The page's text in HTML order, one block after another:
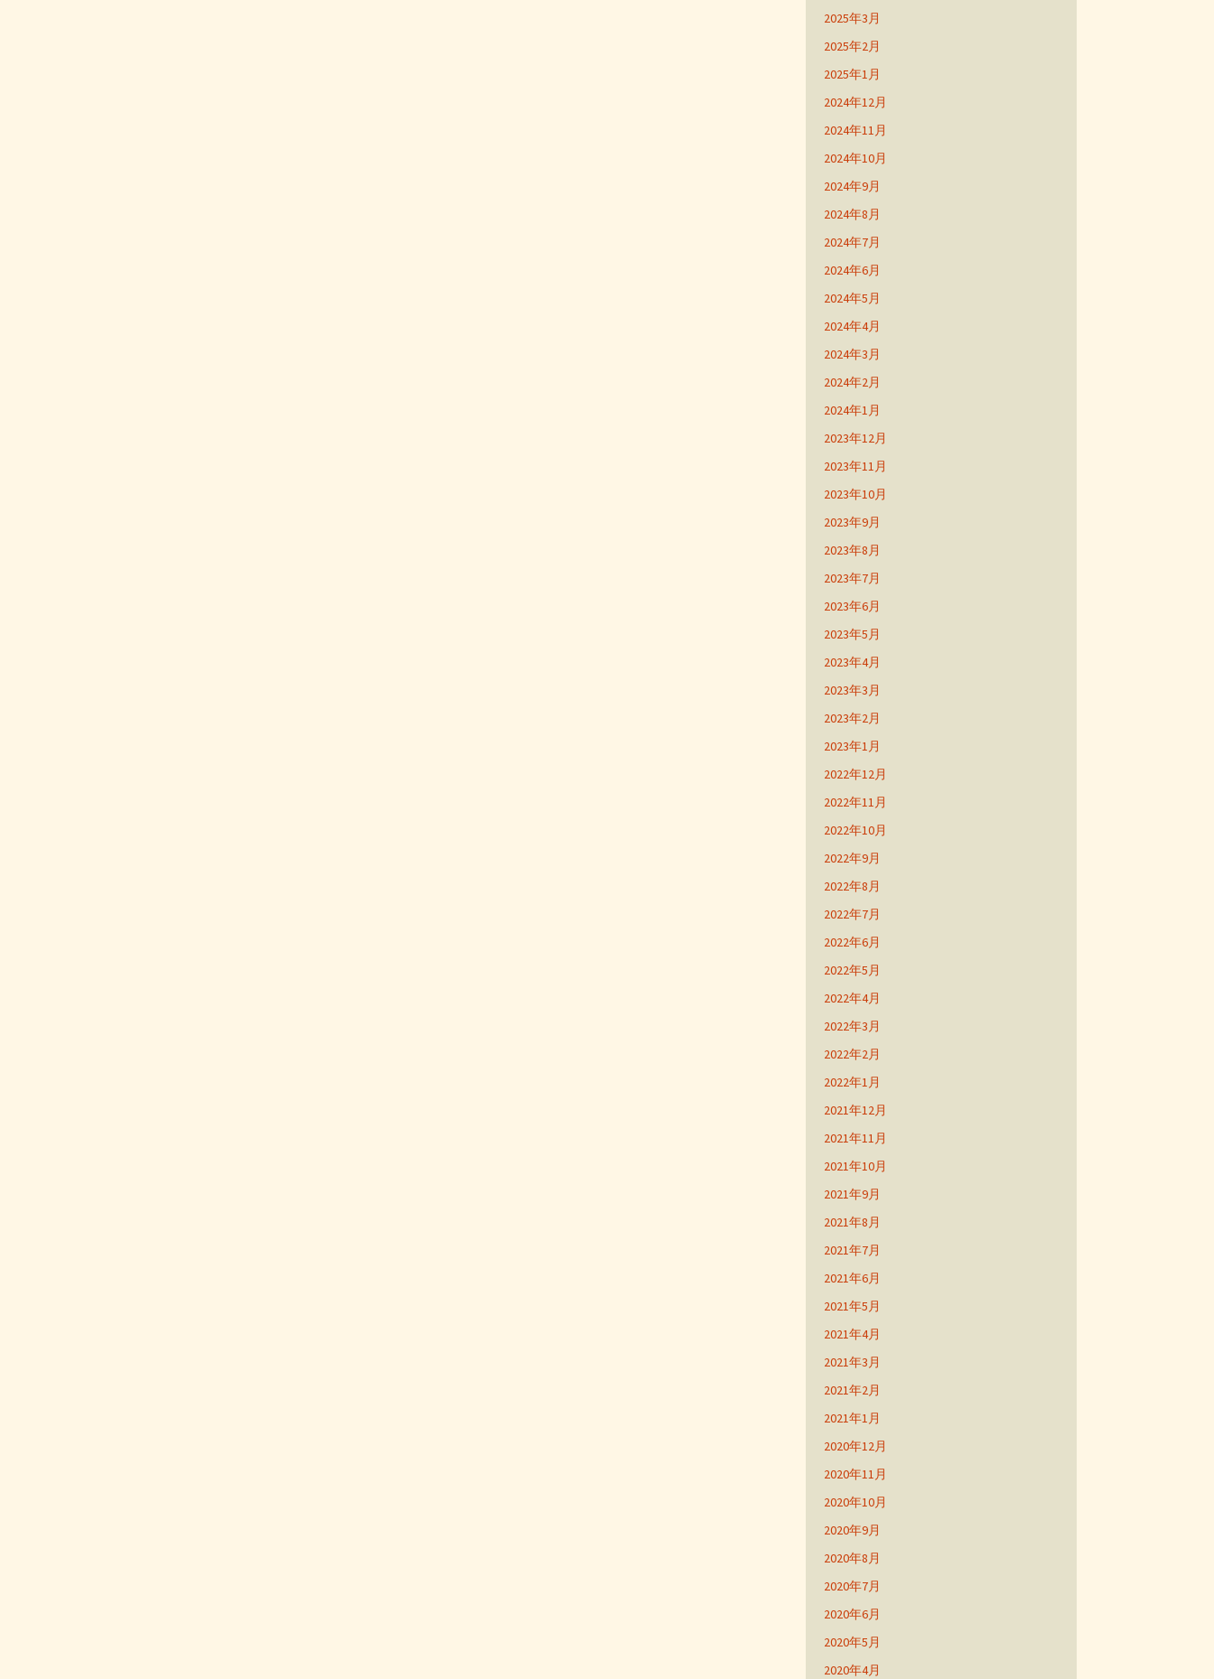
2025年3月
2025年2月
2025年1月
2024年12月
2024年11月
2024年10月
2024年9月
2024年8月
2024年7月
2024年6月
2024年5月
2024年4月
2024年3月
2024年2月
2024年1月
2023年12月
2023年11月
2023年10月
2023年9月
2023年8月
2023年7月
2023年6月
2023年5月
2023年4月
2023年3月
2023年2月
2023年1月
2022年12月
2022年11月
2022年10月
2022年9月
2022年8月
2022年7月
2022年6月
2022年5月
2022年4月
2022年3月
2022年2月
2022年1月
2021年12月
2021年11月
2021年10月
2021年9月
2021年8月
2021年7月
2021年6月
2021年5月
2021年4月
2021年3月
2021年2月
2021年1月
2020年12月
2020年11月
2020年10月
2020年9月
2020年8月
2020年7月
2020年6月
2020年5月
2020年4月